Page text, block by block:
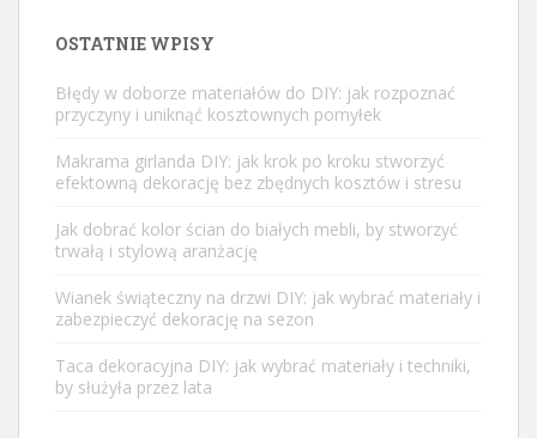
OSTATNIE WPISY
Błędy w doborze materiałów do DIY: jak rozpoznać
przyczyny i uniknąć kosztownych pomyłek
Makrama girlanda DIY: jak krok po kroku stworzyć
efektowną dekorację bez zbędnych kosztów i stresu
Jak dobrać kolor ścian do białych mebli, by stworzyć
trwałą i stylową aranżację
Wianek świąteczny na drzwi DIY: jak wybrać materiały i
zabezpieczyć dekorację na sezon
Taca dekoracyjna DIY: jak wybrać materiały i techniki,
by służyła przez lata